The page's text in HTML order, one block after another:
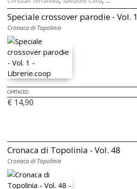
Speciale crossover parodie - Vol. 1
Cronaca di Topolinia
CARTACEO
€ 14,90
Cronaca di Topolinia - Vol. 48
Cronaca di Topolinia